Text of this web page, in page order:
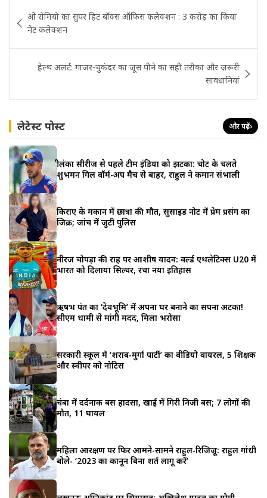
navigation
ओ रोमियो का सुपर हिट बॉक्स ऑफिस कलेक्शन : 3 करोड़ का किया
नेट कलेक्शन
हेल्थ अलर्ट: गाजर-चुकंदर का जूस पीने का सही तरीका और ज़रूरी
सावधानियां
लेटेस्ट पोस्ट और पढ़ें›
श्रीलंका सीरीज से पहले टीम इंडिया को झटका: चोट के चलते
शुभमन गिल वॉर्म-अप मैच से बाहर, राहुल ने कमान संभाली
किराए के मकान में छात्रा की मौत, सुसाइड नोट में प्रेम प्रसंग का
जिक्र; जांच में जुटी पुलिस
नीरज चोपड़ा की राह पर आशीष यादव: वर्ल्ड एथलेटिक्स U20 में
भारत को दिलाया सिल्वर, रचा नया इतिहास
ऋषभ पंत का ‘देवभूमि’ में अपना घर बनाने का सपना अटका!
सीएम धामी से मांगी मदद, मिला भरोसा
सरकारी स्कूल में ‘शराब-मुर्गा पार्टी’ का वीडियो वायरल, 5 शिक्षक
और स्वीपर को नोटिस
चंबा में दर्दनाक बस हादसा, खाई में गिरी निजी बस; 7 लोगों की
मौत, 11 घायल
महिला आरक्षण पर फिर आमने-सामने राहुल-रिजिजू: राहुल गांधी
बोले- ‘2023 का कानून बिना शर्त लागू करें’